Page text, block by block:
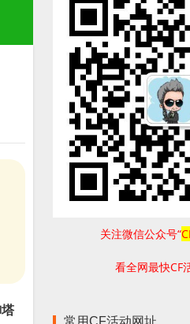
关注微信公众号“
看全网最快CF
常用CF活动网址